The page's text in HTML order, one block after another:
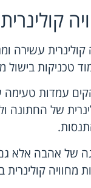
עשירה
טכניקות בישול
עמדות
של החתונה
של אהבה אלא